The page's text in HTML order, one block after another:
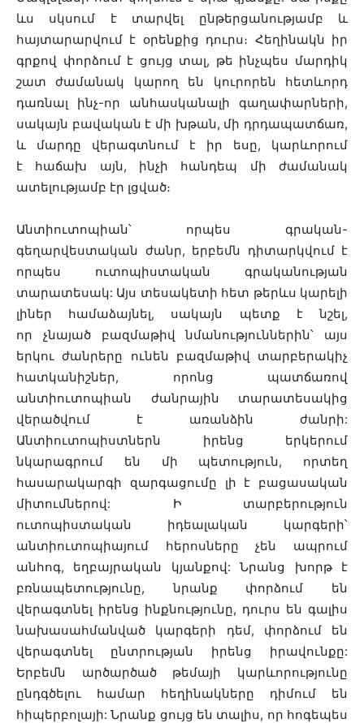
ևս սկսում է տարվել ընթերցանությամբ և
հայտարարվում է օրենքից դուրս։ Հեղինակն իր
գրքով փորձում է ցույց տալ, թե ինչպես մարդիկ
շատ ժամանակ կարող են կուրորեն հետևորդ
դառնալ ինչ-որ անհասկանալի գաղափարների,
սակայն բավական է մի խթան, մի դրդապատճառ,
և մարդը վերագտնում է իր եսը, կարևորում
է հաճախ այն, ինչի հանդեպ մի ժամանակ
ատելությամբ էր լցված։
Անտիուտոպիան՝ որպես գրական-
գեղարվեստական ժանր, երբեմն դիտարկվում է
որպես ուտոպիստական գրականության
տարատեսակ: Այս տեսակետի հետ թերևս կարելի
լիներ համաձայնել, սակայն պետք է նշել,
որ չնայած բազմաթիվ նմանություններին՝ այս
երկու ժանրերը ունեն բազմաթիվ տարբերակիչ
հատկանիշներ, որոնց պատճառով
անտիուտոպիան ժանրային տարատեսակից
վերածվում է առանձին ժանրի:
Անտիուտոպիստներն իրենց երկերում
նկարագրում են մի պետություն, որտեղ
հասարակարգի զարգացումը լի է բացասական
միտումներով: Ի տարբերություն
ուտոպիստական իդեալական կարգերի՝
անտիուտոպիայում հերոսները չեն ապրում
անհոգ, եղբայրական կյանքով: Նրանց խորթ է
բռնապետությունը, նրանք փորձում են
վերագտնել իրենց ինքնությունը, դուրս են գալիս
նախասահմանված կարգերի դեմ, փորձում են
վերագտնել ընտրության իրենց իրավունքը:
Երբեմն արծարծած թեմայի կարևորությունը
ընդգծելու համար հեղինակները դիմում են
հիպերբոլայի: Նրանք ցույց են տալիս, որ հոգեպես